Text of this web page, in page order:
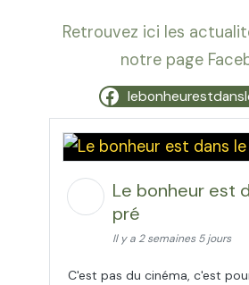
Retrouvez ici les
notre page
Le bonheur est
pré
Il y a 2 semaines 5 jours
C'est pas du cinéma, c'est